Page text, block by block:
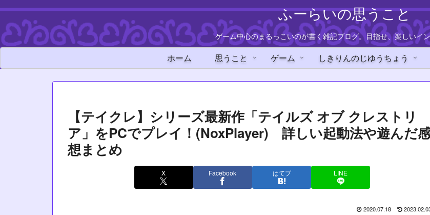
ふーらいの思うこと
ゲーム中心のまるっこいのが書く雑記ブログ。目指せ、楽しいイ
ホーム 思うこと ゲーム しきりんのじゆうちょう
【テイクレ】シリーズ最新作「テイルズ オブ クレストリ
ア」をPCでプレイ！(NoxPlayer) 詳しい起動法や遊んだ
想まとめ
X Facebook はてブ LINE
2020.07.18